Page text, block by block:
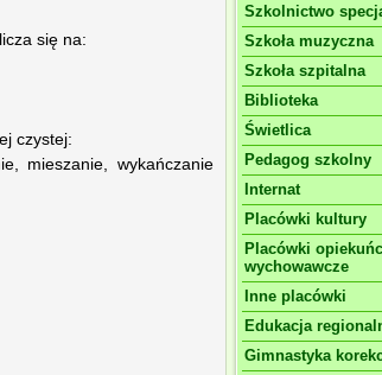
się na:
czystej:
mieszanie, wykańczanie
Szkolnictwo
Szkoła muzyczna
Szkoła szpitalna
Biblioteka
Świetlica
Pedagog szkolny
Internat
Placówki kultury
Placówki
wychowawcze
Inne placówki
Edukacja
Gimnastyka